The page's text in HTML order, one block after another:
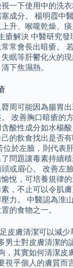
一下使用中的洗
成分。 楊明霞中
升、喉嚨乾燥、
瘡解決 中醫研究
常會長出暗瘡。
眠等肝鬱化火的
下焦濕熱。
周可能因為腸胃
改善胸口暗瘡的
酸性成分如水楊
的飲食找出是否
於左臉，則代表
問題讓毒素持續
或眉心。 改善左
悅，可培養規律
，不止可以令肌
力。 中醫認為淮
的食物之一。
皮膚清潔可以減
男士對皮膚清潔的
，其實如何清潔皮
視乎個人的膚質而